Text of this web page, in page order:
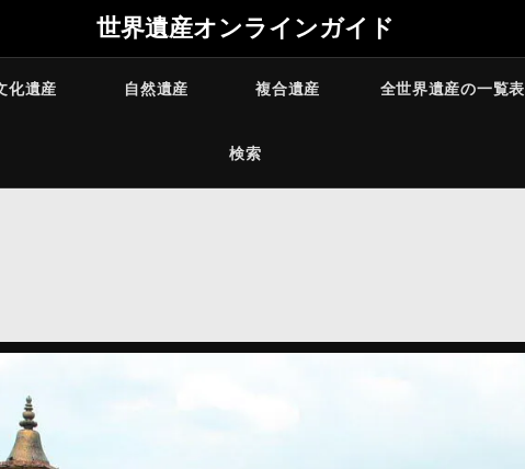
世界遺産オンラインガイド
化遺産 自然遺産 複合遺産 全世界遺産の一覧表
検索